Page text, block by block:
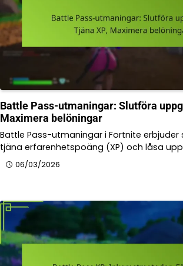
Battle Pass-utmaningar: Slutföra
Maximera belöningar
Battle Pass-utmaningar i Fortnite
tjäna erfarenhetspoäng (XP) och låsa
06/03/2026